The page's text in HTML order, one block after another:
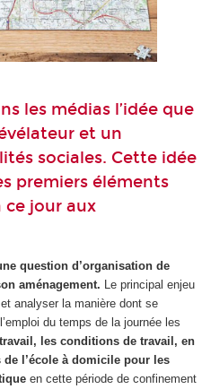
les médias l’idée que
et un
sociales. Cette idée
premiers éléments
ce jour aux
question d’organisation de
aménagement. Le principal enjeu
analyser la manière dont se
du temps de la journée les
les conditions de travail, en
l’école à domicile pour les
en cette période de confinement